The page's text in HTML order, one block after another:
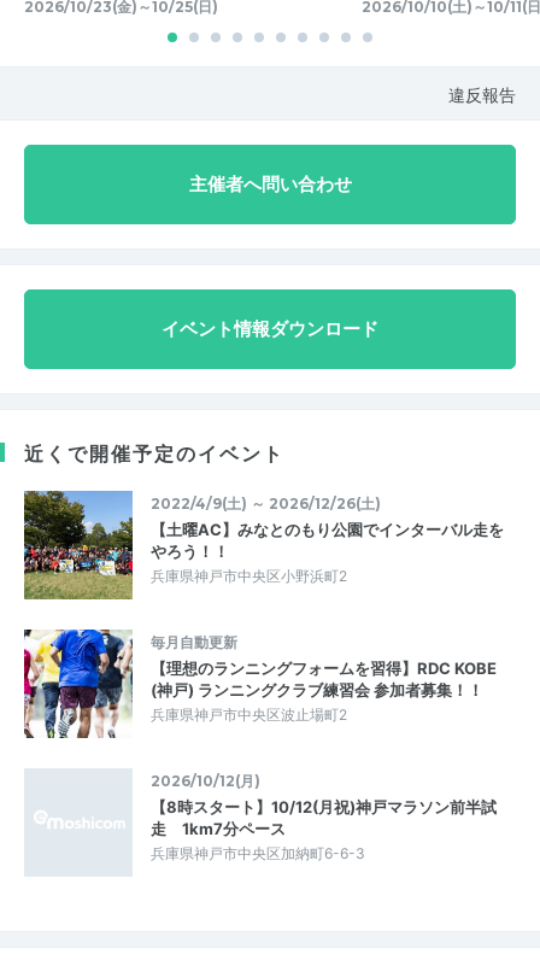
2026/10/23(金)～10/25(日) 2026/10/10(土)～10/11(
違反報告
主催者へ問い合わせ
イベント情報ダウンロード
近くで開催予定のイベント
2022/4/9(土) ～ 2026/12/26(土)
【土曜AC】みなとのもり公園でインターバル走を
やろう！！
兵庫県神戸市中央区小野浜町2
毎月自動更新
【理想のランニングフォームを習得】RDC KOBE
(神戸) ランニングクラブ練習会 参加者募集！！
兵庫県神戸市中央区波止場町2
2026/10/12(月)
【8時スタート】10/12(月祝)神戸マラソン前半試
走 1km7分ペース
兵庫県神戸市中央区加納町6-6-3